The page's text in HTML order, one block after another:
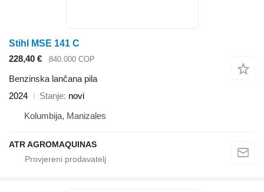
Stihl MSE 141 C
228,40 €
840.000 COP
Benzinska lančana pila
2024
Stanje novi
Kolumbija, Manizales
ATR AGROMAQUINAS